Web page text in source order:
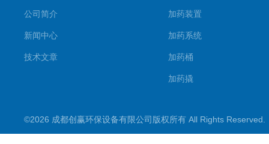
公司简介
新闻中心
技术文章
加药装置
加药系统
加药桶
加药撬
加酸装置
©2026 成都创赢环保设备有限公司版权所有 All Rights